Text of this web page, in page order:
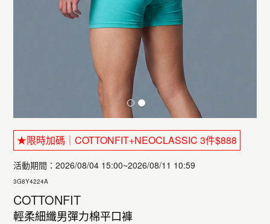
★限時加碼｜COTTONFIT+NEOCLASSIC 3件$888
活動期間：2026/08/04 15:00~2026/08/11 10:59
3G8Y4224A
COTTONFIT
輕柔細纖男彈力棉平口褲